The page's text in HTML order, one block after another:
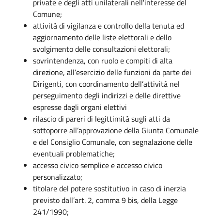
Comune;
attività di vigilanza e controllo della tenuta ed
aggiornamento delle liste elettorali e dello
svolgimento delle consultazioni elettorali;
sovrintendenza, con ruolo e compiti di alta
direzione, all’esercizio delle funzioni da parte dei
Dirigenti, con coordinamento dell’attività nel
perseguimento degli indirizzi e delle direttive
espresse dagli organi elettivi
rilascio di pareri di legittimità sugli atti da
sottoporre all’approvazione della Giunta Comunale
e del Consiglio Comunale, con segnalazione delle
eventuali problematiche;
accesso civico semplice e accesso civico
personalizzato;
titolare del potere sostitutivo in caso di inerzia
previsto dall’art. 2, comma 9 bis, della Legge
241/1990;